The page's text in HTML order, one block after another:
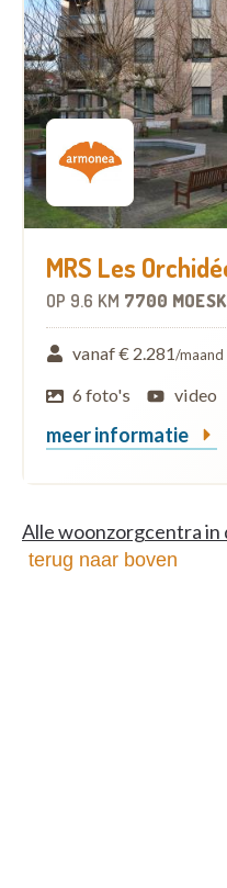
MRS Les
OP 9.6 KM 7700
vanaf € 2.281/maand
6 foto's
video
meer informatie
Alle woonzorgcentra in
terug naar boven